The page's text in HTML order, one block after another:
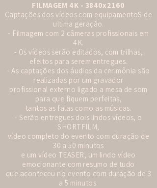
FILMAGEM 4K - 3840x2160
Captações dos vídeos com equipamentoS de
ultima geração.
- Filmagem com 2 câmeras profissionais em
4K.
- Os vídeos serão editados, com trilhas,
efeitos para serem entregues.
- As captações dos áudios da cerimônia são
realizadas por um gravador
profissional externo ligado a mesa de som
para que fiquem perfeitas,
tantos as falas como as músicas.
- Serão entregues dois lindos vídeos, o
SHORTFILM,
vídeo completo do evento com duração de
30 a 50 minutos
e um vídeo TEASER, um lindo vídeo
emocionante com resumo de tudo
que aconteceu no evento com duração de 3
a 5 minutos.